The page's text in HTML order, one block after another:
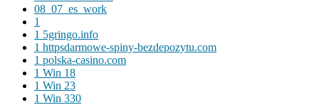
08_07_es_work
1
1 5gringo.info
1 httpsdarmowe-spiny-bezdepozytu.com
1 polska-casino.com
1 Win 18
1 Win 23
1 Win 330